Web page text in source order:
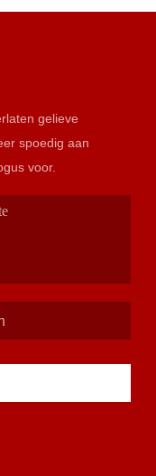
gelieve
spoedig aan
voor.